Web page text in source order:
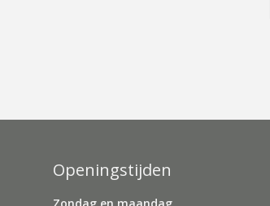
Openingstijden